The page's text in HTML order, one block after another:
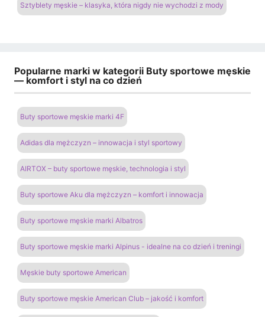
Sztyblety męskie – klasyka, która nigdy nie wychodzi z mody
Popularne marki w kategorii Buty sportowe męskie
— komfort i styl na co dzień
Buty sportowe męskie marki 4F
Adidas dla mężczyzn – innowacja i styl sportowy
AIRTOX – buty sportowe męskie, technologia i styl
Buty sportowe Aku dla mężczyzn – komfort i innowacja
Buty sportowe męskie marki Albatros
Buty sportowe męskie marki Alpinus - idealne na co dzień i treningi
Męskie buty sportowe American
Buty sportowe męskie American Club – jakość i komfort